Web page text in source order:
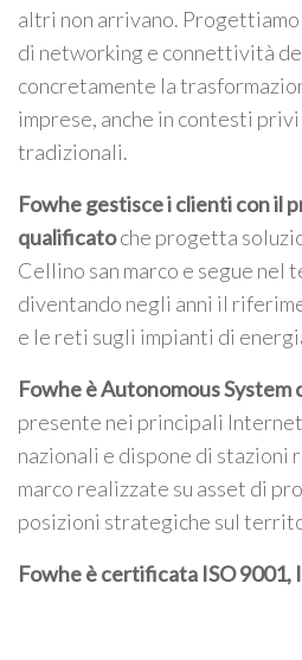
altri non arrivano.
di networking e connettività
concretamente la
imprese, anche in contesti
tradizionali.
Fowhe gestisce i clienti con il
qualificatoche progetta
Cellino san marco e segue nel
diventando negli anni il
e le reti sugli impianti di
Fowhe è Autonomous System
presente nei principali
nazionali e dispone di stazioni
marco realizzate su asset di
posizioni strategiche sul
Fowhe è certificata ISO 9001,